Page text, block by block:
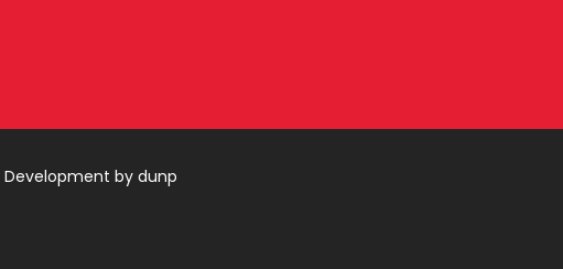
Development by dunp